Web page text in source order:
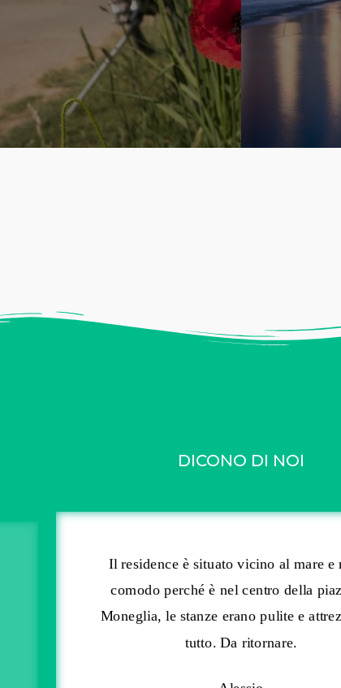
DICONO DI NOI
Il residence è situato vicino al mare e
comodo perché è nel centro della
Moneglia, le stanze erano pulite e
tutto. Da ritornare.